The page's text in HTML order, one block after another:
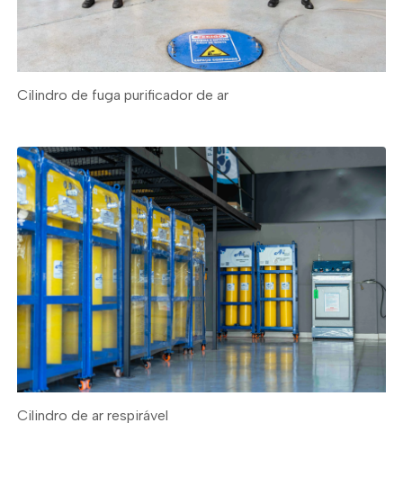
Cilindro de fuga purificador de ar
Cilindro de ar respirável